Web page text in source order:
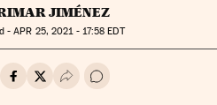
JIMÉNEZ
-APR 25, 2021 - 17:58 EDT
en Whatsapp
Compartir en Facebook
Compartir en Twitter
Desplegar Redes Sociales
Ir a los comentarios